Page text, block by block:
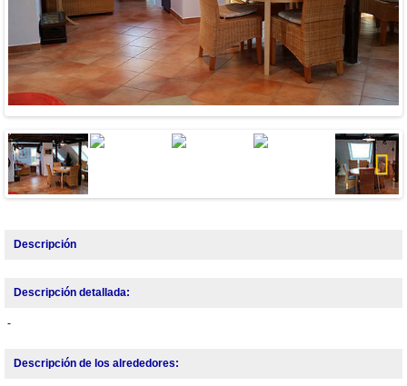
Next
Descripción
Descripción detallada:
-
Descripción de los alrededores: